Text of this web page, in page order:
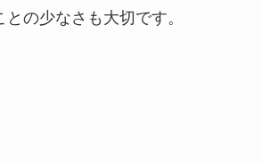
の少なさも大切です。